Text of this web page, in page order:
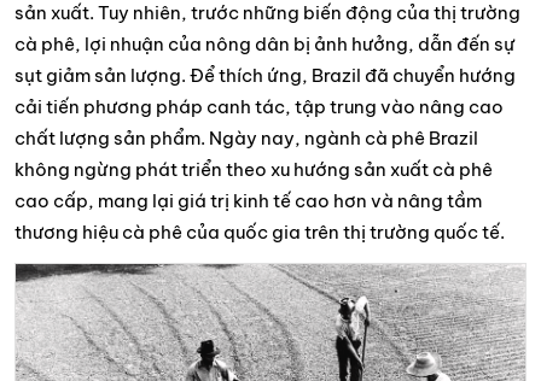
sản xuất. Tuy nhiên, trước những biến động của thị trường
cà phê, lợi nhuận của nông dân bị ảnh hưởng, dẫn đến sự
sụt giảm sản lượng. Để thích ứng, Brazil đã chuyển hướng
cải tiến phương pháp canh tác, tập trung vào nâng cao
chất lượng sản phẩm. Ngày nay, ngành cà phê Brazil
không ngừng phát triển theo xu hướng sản xuất cà phê
cao cấp, mang lại giá trị kinh tế cao hơn và nâng tầm
thương hiệu cà phê của quốc gia trên thị trường quốc tế.